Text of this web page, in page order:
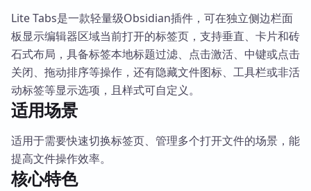
Lite Tabs是一款轻量级Obsidian插件，可在独立侧边栏面
板显示编辑器区域当前打开的标签页，支持垂直、卡片和砖
石式布局，具备标签本地标题过滤、点击激活、中键或点击
关闭、拖动排序等操作，还有隐藏文件图标、工具栏或非活
动标签等显示选项，且样式可自定义。
适用场景
适用于需要快速切换标签页、管理多个打开文件的场景，能
提高文件操作效率。
核心特色